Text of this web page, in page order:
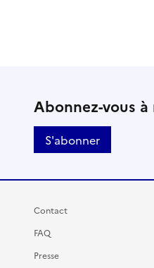
Abonnez-vous
S'abonner
Contact
FAQ
Presse